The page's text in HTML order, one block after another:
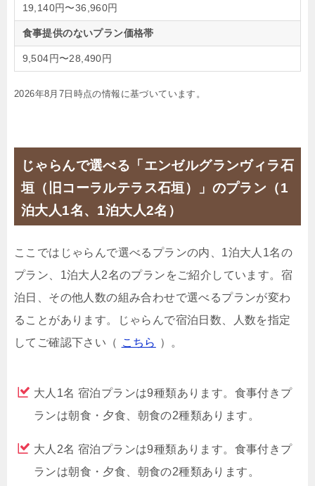
19,140円〜36,960円
食事提供のないプラン価格帯
9,504円〜28,490円
2026年8月7日時点の情報に基づいています。
じゃらんで選べる「エンゼルグランヴィラ石
垣（旧コーラルテラス石垣）」のプラン（1
泊大人1名、1泊大人2名）
ここではじゃらんで選べるプランの内、1泊大人1名の
プラン、1泊大人2名のプランをご紹介しています。宿
泊日、その他人数の組み合わせで選べるプランが変わ
ることがあります。じゃらんで宿泊日数、人数を指定
してご確認下さい（ こちら ）。
大人1名 宿泊プランは9種類あります。食事付きプ
ランは朝食・夕食、朝食の2種類あります。
大人2名 宿泊プランは9種類あります。食事付きプ
ランは朝食・夕食、朝食の2種類あります。